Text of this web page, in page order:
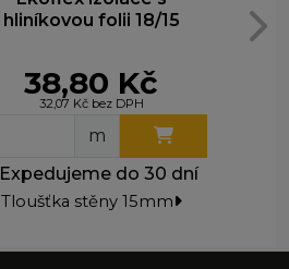
hliníkovou folii 18/15
38,80 Kč
32,07 Kč bez DPH
m
Expedujeme do 30 dní
Tloušťka stěny 15mm